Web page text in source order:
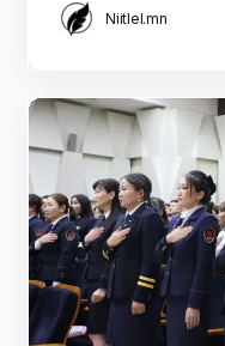
Niitlel.mn